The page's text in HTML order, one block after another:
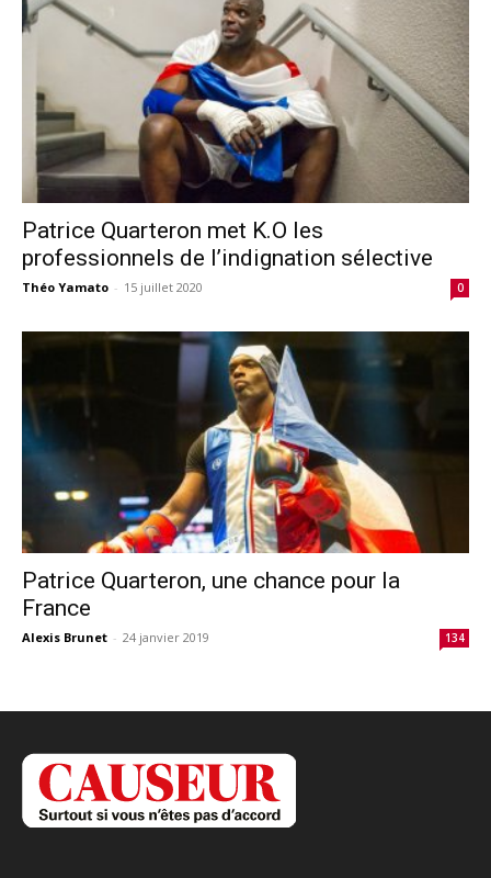
Patrice Quarteron met K.O les
professionnels de l’indignation sélective
Théo Yamato - 15 juillet 2020 0
Patrice Quarteron, une chance pour la
France
Alexis Brunet - 24 janvier 2019 134